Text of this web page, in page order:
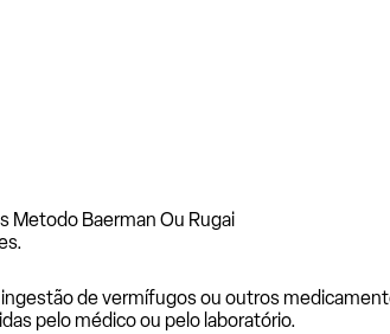
Metodo Baerman Ou Rugai
de vermífugos ou outros
pelo médico ou pelo laboratório.